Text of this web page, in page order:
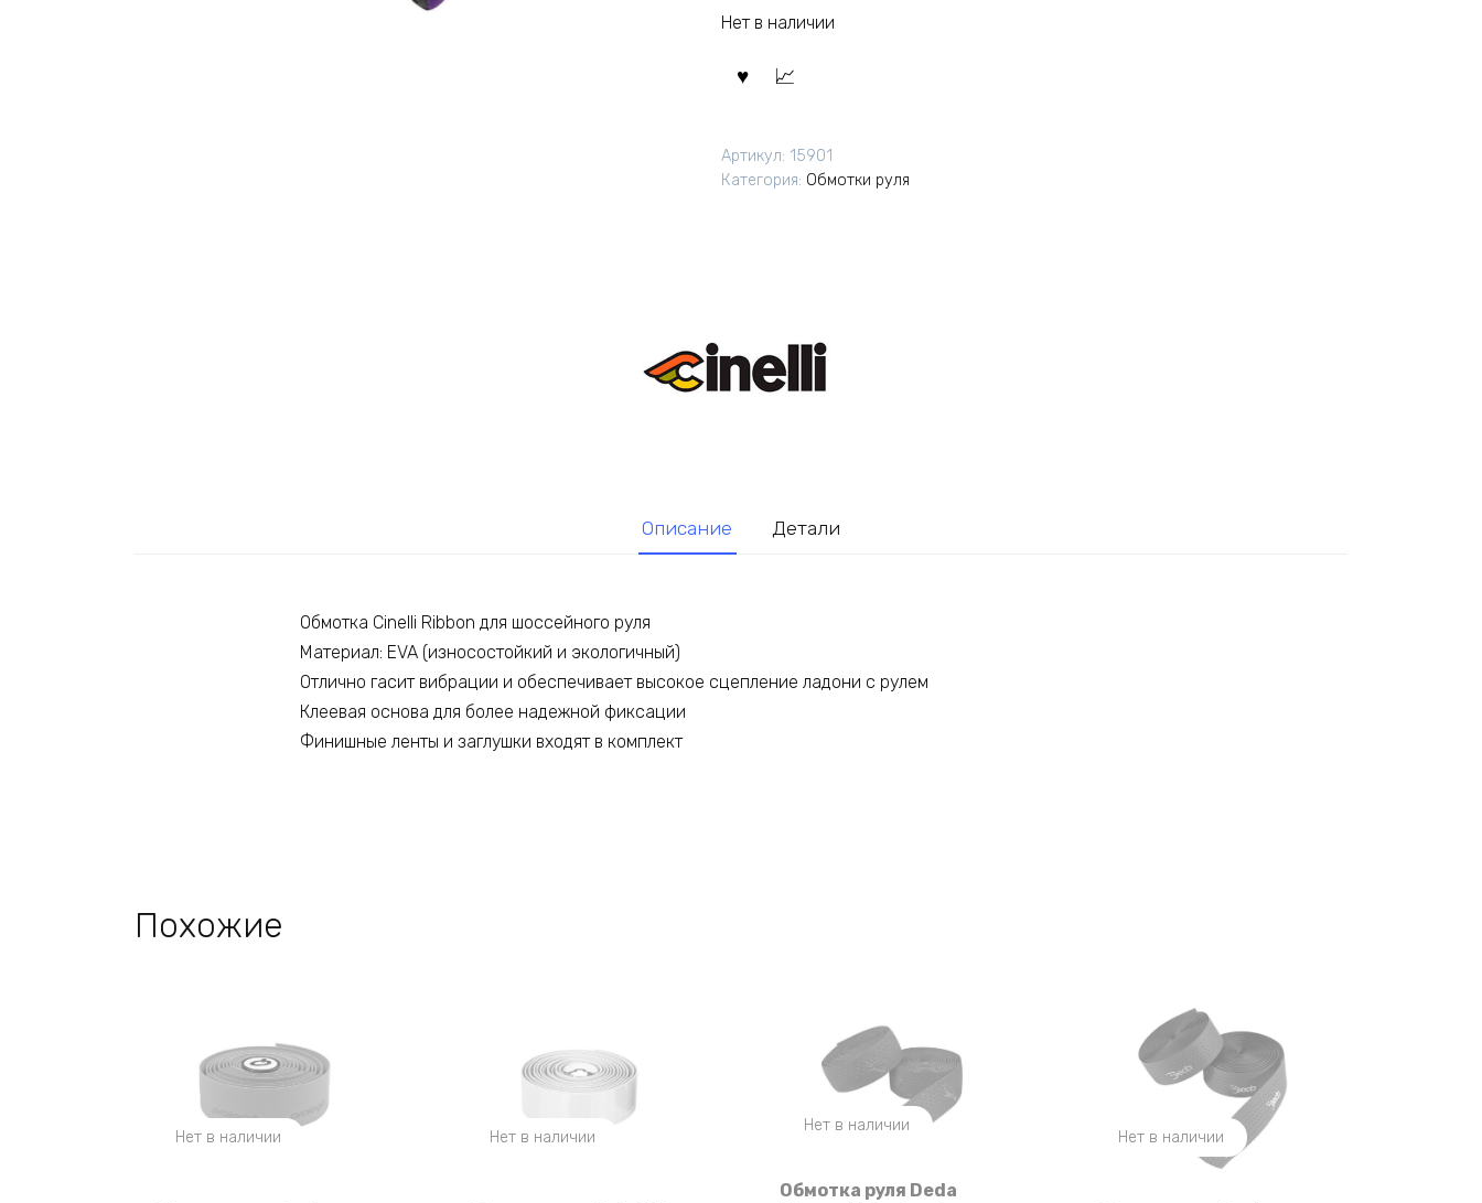
Нет в наличии
Артикул: 15901
Категория: Обмотки руля
Описание Детали
Обмотка Cinelli Ribbon для шоссейного руля
Материал: EVA (износостойкий и экологичный)
Отлично гасит вибрации и обеспечивает высокое сцепление ладони с рулем
Клеевая основа для более надежной фиксации
Финишные ленты и заглушки входят в комплект
Похожие
Нет в наличии Нет в наличии
Нет в наличии
Обмотка руля Deda
Нет в наличии